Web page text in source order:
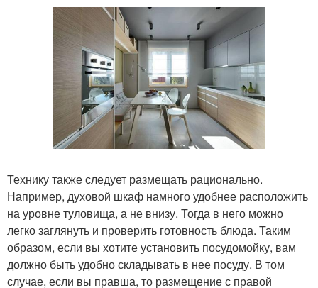
Технику также следует размещать рационально.
Например, духовой шкаф намного удобнее расположить
на уровне туловища, а не внизу. Тогда в него можно
легко заглянуть и проверить готовность блюда. Таким
образом, если вы хотите установить посудомойку, вам
должно быть удобно складывать в нее посуду. В том
случае, если вы правша, то размещение с правой